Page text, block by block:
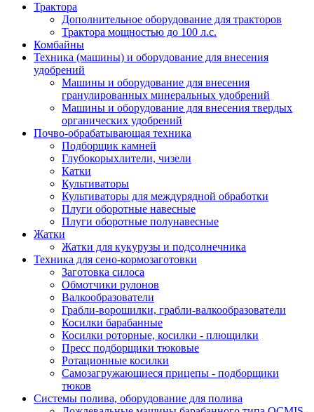
Трактора
Дополнительное оборудование для тракторов
Трактора мощностью до 100 л.с.
Комбайны
Техника (машины) и оборудование для внесения
удобрений
Машины и оборудование для внесения
гранулированных минеральных удобрений
Машины и оборудование для внесения твердых
органических удобрений
Почво-обрабатывающая техника
Подборщик камней
Глубокорыхлители, чизели
Катки
Культиваторы
Культиваторы для междурядной обработки
Плуги оборотные навесные
Плуги оборотные полунавесные
Жатки
Жатки для кукурузы и подсолнечника
Техника для сено-кормозаготовки
Заготовка силоса
Обмотчики рулонов
Валкообразователи
Грабли-ворошилки, грабли-валкообразователи
Косилки барабанные
Косилки роторные, косилки - плющилки
Пресс подборщики тюковые
Ротационные косилки
Самозагружающиеся прицепы - подборщики
тюков
Системы полива, оборудование для полива